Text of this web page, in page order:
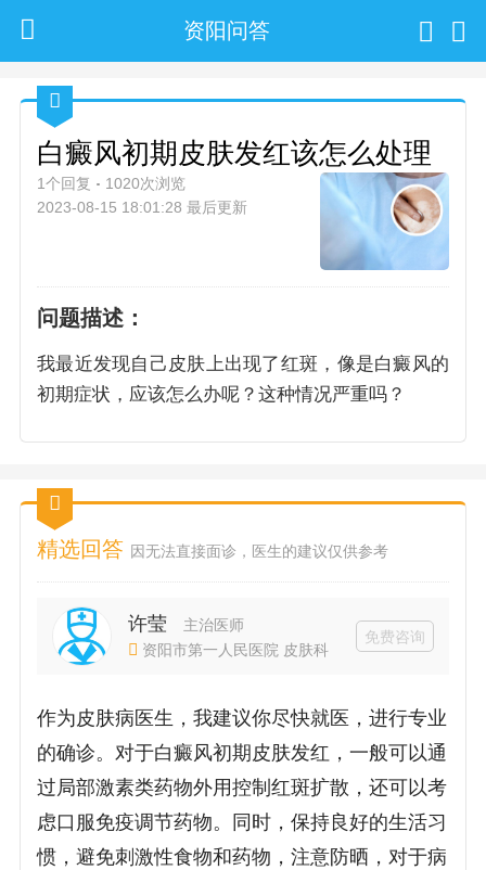
资阳问答
白癜风初期皮肤发红该怎么处理
1个回复
1020次浏览
2023-08-15 18:01:28 最后更新
问题描述：
我最近发现自己皮肤上出现了红斑，像是白癜风的
初期症状，应该怎么办呢？这种情况严重吗？
精选回答 因无法直接面诊，医生的建议仅供参考
许莹
主治医师
资阳市第一人民医院 皮肤科
免费咨询
作为皮肤病医生，我建议你尽快就医，进行专业
的确诊。对于白癜风初期皮肤发红，一般可以通
过局部激素类药物外用控制红斑扩散，还可以考
虑口服免疫调节药物。同时，保持良好的生活习
惯，避免刺激性食物和药物，注意防晒，对于病